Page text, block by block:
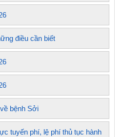
điều cần biết
bệnh Sởi
tuyến phí, lệ phí thủ tục hành